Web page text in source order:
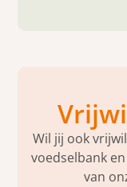
Wil jij ook
voedselbank
van